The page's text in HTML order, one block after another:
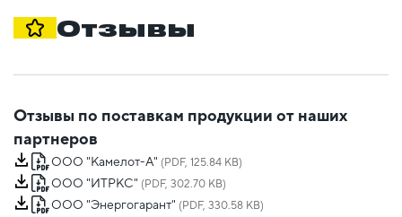
Отзывы
Отзывы по поставкам продукции от наших
партнеров
ООО "Камелот-А" (PDF, 125.84 KB)
ООО "ИТРКС" (PDF, 302.70 KB)
ООО "Энергогарант" (PDF, 330.58 KB)